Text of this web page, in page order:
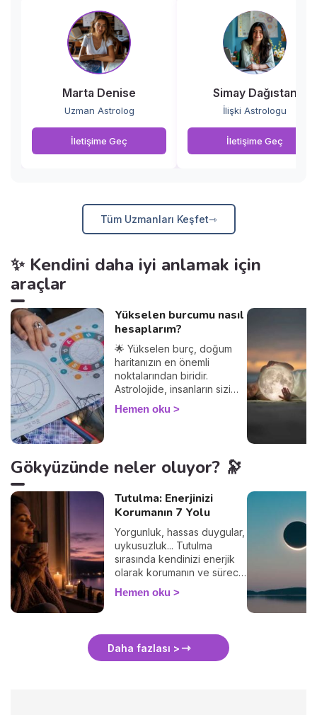
Marta Denise
Uzman Astrolog
İletişime Geç
Simay Dağıstan
İlişki Astrologu
İletişime Geç
Tüm Uzmanları Keşfet
✨ Kendini daha iyi anlamak için
araçlar
Yükselen burcumu nasıl
hesaplarım?
🌟 Yükselen burç, doğum
haritanızın en önemli
noktalarından biridir.
Astrolojide, insanların sizi
nasıl gördüğünü ve
diğerleriyle olan
öğrenerek, Güneş burcunuz
ve ilişkileriniz üzerindeki
yükselen burç hesaplama
nasıl yapılır? Çok basit! Tek
saatiniz ve doğduğunuz yer.
%100 güvenilir bir sonuç
alacağınızdan emin
olabilirsiniz 🙏.
Hemen oku
Gökyüzünde neler oluyor? 🔭
Tutulma: Enerjinizi
Korumanın 7 Yolu
Yorgunluk, hassas duygular,
uykusuzluk... Tutulma
sırasında kendinizi enerjik
olarak korumanın ve süreci
sakin geçirmenin 7 basit
yolunu keşfedin. 🛡️🌒
Hemen oku
Daha fazlası >